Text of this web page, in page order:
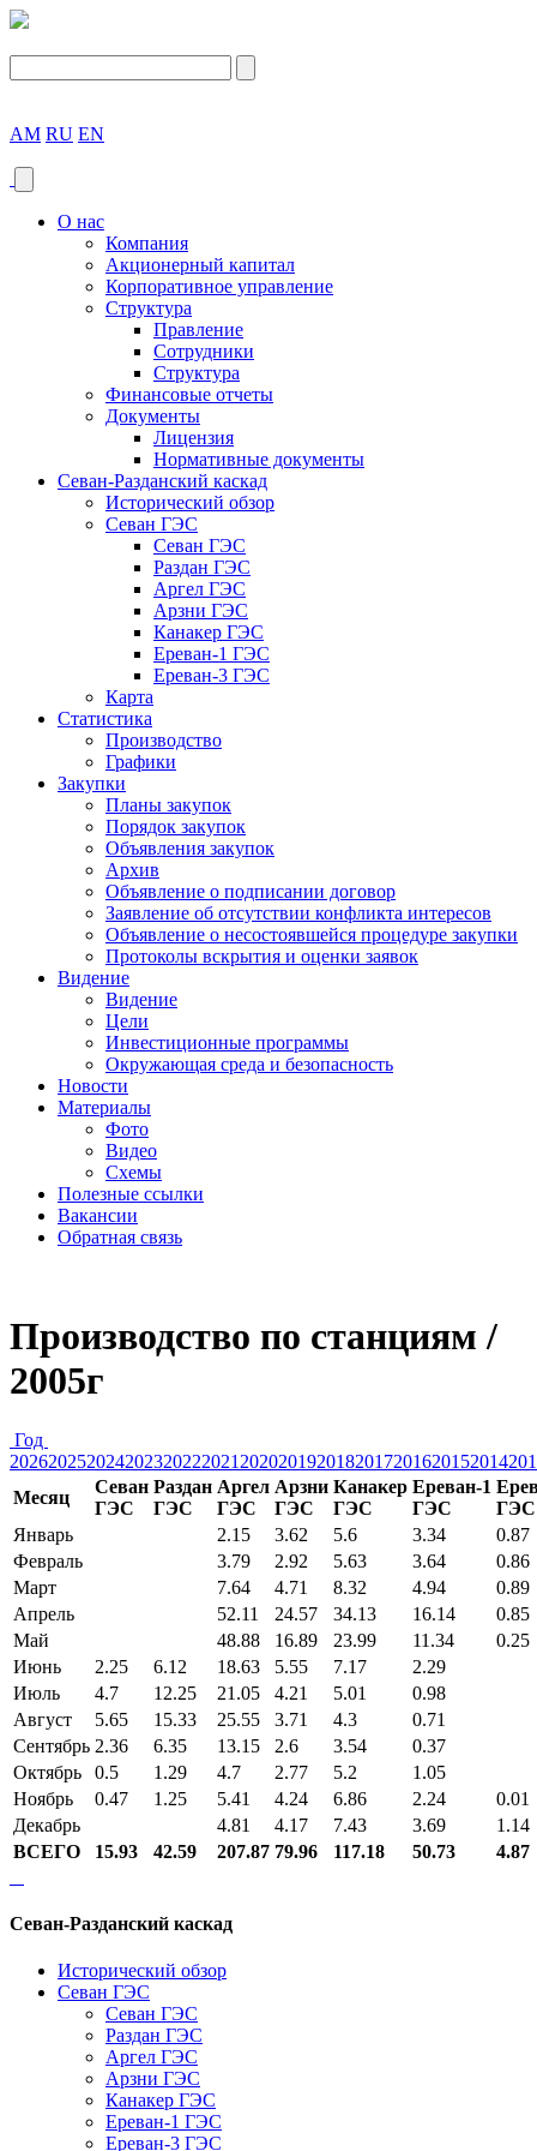
AM RU EN
О нас
Компания
Акционерный капитал
Корпоративное управление
Структура
Правление
Сотрудники
Структура
Финансовые отчеты
Документы
Лицензия
Нормативные документы
Севан-Разданский каскад
Исторический обзор
Севан ГЭС
Севан ГЭС
Раздан ГЭС
Аргел ГЭС
Арзни ГЭС
Канакер ГЭС
Ереван-1 ГЭС
Ереван-3 ГЭС
Карта
Статистика
Производство
Графики
Закупки
Планы закупок
Порядок закупок
Объявления закупок
Архив
Объявление о подписании договор
Заявление об отсутствии конфликта интересов
Объявление о несостоявшейся процедуре закупки
Протоколы вскрытия и оценки заявок
Видение
Видение
Цели
Инвестиционные программы
Окружающая среда и безопасность
Новости
Материалы
Фото
Видео
Схемы
Полезные ссылки
Вакансии
Обратная связь
Производство по станциям /
2005г
Год
202620252024202320222021 2020201920182017201620152014
Месяц
Севан
ГЭС
Раздан
ГЭС
Аргел
ГЭС
Арзни
ГЭС
Канакер
ГЭС
Ереван-1
ГЭС
ГЭС
Январь
2.15 3.62 5.6 3.34
0.87
Февраль
3.79 2.92 5.63 3.64
0.86
Март
7.64 4.71 8.32 4.94
0.89
Апрель
52.11 24.57 34.13 16.14
0.85
Май
48.88 16.89 23.99 11.34
0.25
Июнь
2.25 6.12 18.63 5.55 7.17
2.29
Июль
4.7 12.25 21.05 4.21 5.01
0.98
Август
5.65 15.33 25.55 3.71 4.3
0.71
Сентябрь 2.36 6.35 13.15 2.6 3.54
0.37
Октябрь
0.5 1.29 4.7 2.77 5.2
1.05
Ноябрь
0.47 1.25 5.41 4.24 6.86 2.24
0.01
Декабрь
4.81 4.17 7.43 3.69
1.14
ВСЕГО
15.93 42.59 207.87 79.96 117.18 50.73 4.87
Севан-Разданский каскад
Исторический обзор
Севан ГЭС
Севан ГЭС
Раздан ГЭС
Аргел ГЭС
Арзни ГЭС
Канакер ГЭС
Ереван-1 ГЭС
Ереван-3 ГЭС